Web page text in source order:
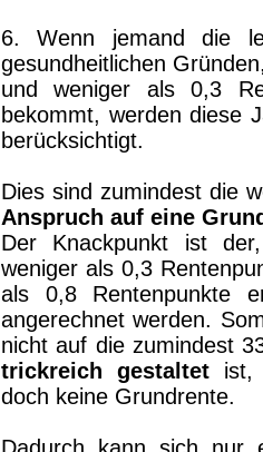
6. Wenn jemand die
gesundheitlichen
und weniger als 0,3
bekommt, werden diese
berücksichtigt.
Dies sind zumindest die
Anspruch auf eine
Der Knackpunkt ist
weniger als 0,3
als 0,8 Rentenpunkte
angerechnet werden.
nicht auf die zumindest
trickreich gestaltet ist,
doch keine Grundrente.